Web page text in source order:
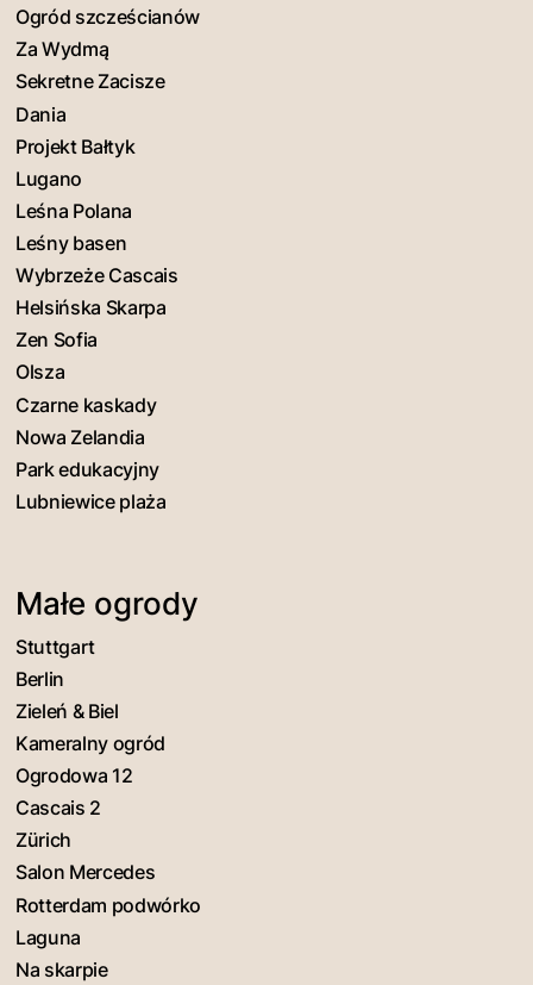
Ogród szcześcianów
Za Wydmą
Sekretne Zacisze
Dania
Projekt Bałtyk
Lugano
Leśna Polana
Leśny basen
Wybrzeże Cascais
Helsińska Skarpa
Zen Sofia
Olsza
Czarne kaskady
Nowa Zelandia
Park edukacyjny
Lubniewice plaża
Małe ogrody
Stuttgart
Berlin
Zieleń & Biel
Kameralny ogród
Ogrodowa 12
Cascais 2
Zürich
Salon Mercedes
Rotterdam podwórko
Laguna
Na skarpie